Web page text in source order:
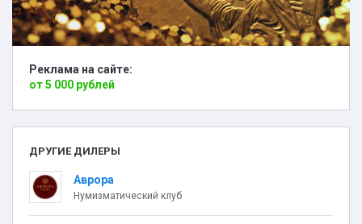
Реклама на сайте:
от 5 000 рублей
ДРУГИЕ ДИЛЕРЫ
Аврора
Нумизматический клуб